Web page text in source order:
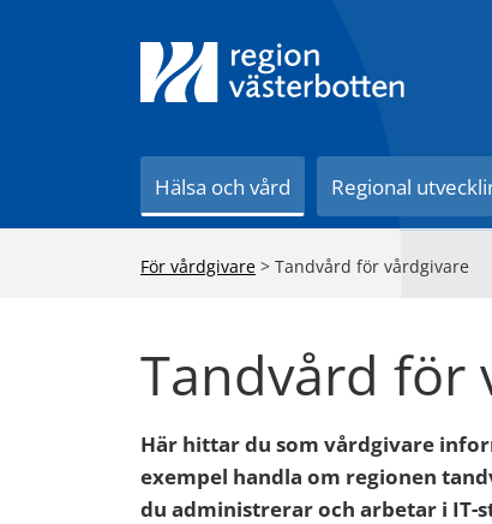
Hälsa och vård Regional
För vårdgivare > Tandvård för vårdgivare
Tandvård för
Här hittar du som vårdgivare
exempel handla om regionen
du administrerar och arbetar i IT-